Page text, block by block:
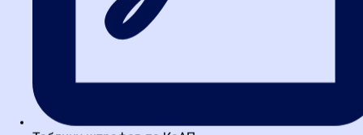
позволяет не только оспорить неправомерные действия
заказчика, но и активно влиять на ход торгов, устраняя
нарушения в свою пользу.
важен для развития компании, эти навыки трансформируются в
стратегический актив. Современные образовательные
программы строятся вокруг отработки практических сценариев,
моделируя реальные ситуации из арбитражной и